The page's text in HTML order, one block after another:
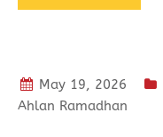
May 19, 2026
Ahlan Ramadhan